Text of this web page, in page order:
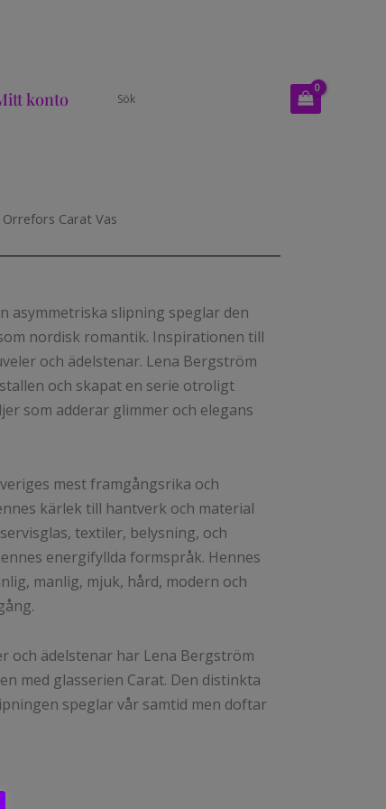
konto
Carat Vas
asymmetriska slipning speglar den
nordisk romantik. Inspirationen till
och ädelstenar. Lena Bergström
och skapat en serie otroligt
som adderar glimmer och elegans
mest framgångsrika och
kärlek till hantverk och material
textiler, belysning, och
energifyllda formspråk. Hennes
manlig, mjuk, hård, modern och
och ädelstenar har Lena Bergström
med glasserien Carat. Den distinkta
speglar vår samtid men doftar